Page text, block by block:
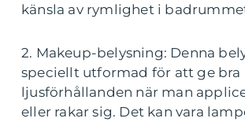
känsla av rymlighet i
2. Makeup-belysning: Denna
speciellt utformad för att ge bra
ljusförhållanden när man
eller rakar sig. Det kan vara